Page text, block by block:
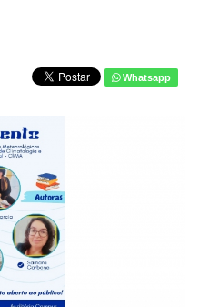
Whatsapp